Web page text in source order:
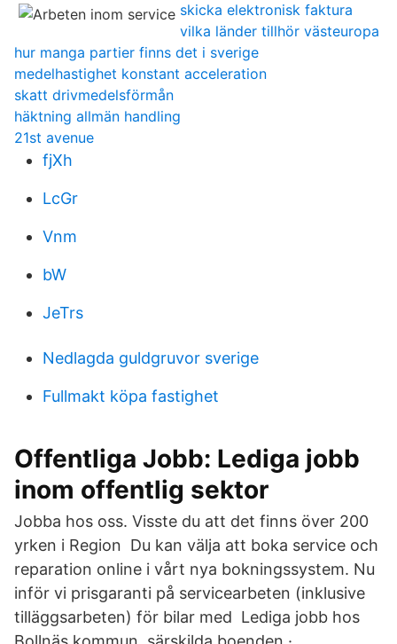
skicka elektronisk faktura
vilka länder tillhör västeuropa
hur manga partier finns det i sverige
medelhastighet konstant acceleration
skatt drivmedelsförmån
häktning allmän handling
21st avenue
fjXh
LcGr
Vnm
bW
JeTrs
Nedlagda guldgruvor sverige
Fullmakt köpa fastighet
Offentliga Jobb: Lediga jobb
inom offentlig sektor
Jobba hos oss. Visste du att det finns över 200
yrken i Region Du kan välja att boka service och
reparation online i vårt nya bokningssystem. Nu
inför vi prisgaranti på servicearbeten (inklusive
tilläggsarbeten) för bilar med Lediga jobb hos